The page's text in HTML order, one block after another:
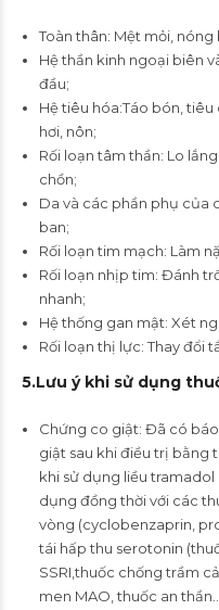
Toàn thân: Mệt mỏi,
Hệ thần kinh ngoại biên
đầu;
Hệ tiêu hóa:Táo bón,
hơi, nôn;
Rối loạn tâm thần: Lo
chồn;
Da và các phần phụ của
ban;
Rối loạn tim mạch: Làm
Rối loạn nhịp tim: Đánh
nhanh;
Hệ thống gan mật: Xét
Rối loạn thị lực: Thay đổi
5.Lưu ý khi sử dụng
Chứng co giật: Đã có
giật sau khi điều trị bằng
khi sử dụng liều tramadol
dụng đồng thời với các
vòng (cyclobenzaprin,
tái hấp thu serotonin
SSRI,thuốc chống trầm
men MAO, thuốc an